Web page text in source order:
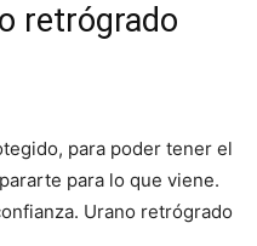
retrógrado
para poder tener el
para lo que viene.
Urano retrógrado